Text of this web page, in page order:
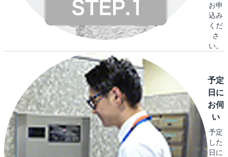
お申
込み
くだ
さ
い。
予定
日に
お伺
い
予定
した
日に